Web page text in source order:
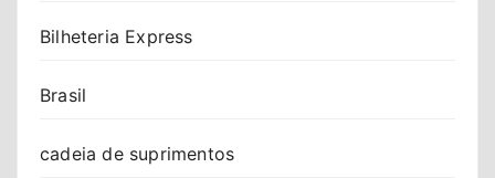
Bilheteria Express
Brasil
cadeia de suprimentos